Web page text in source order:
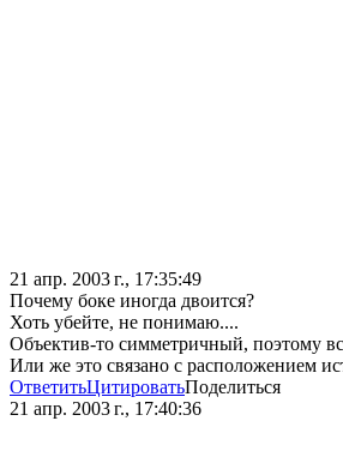
21 апр. 2003 г., 17:35:49
Почему боке иногда двоится?
Хоть убейте, не понимаю....
Объектив-то симметричный, поэтому
Или же это связано с расположением
ОтветитьЦитироватьПоделиться
21 апр. 2003 г., 17:40:36